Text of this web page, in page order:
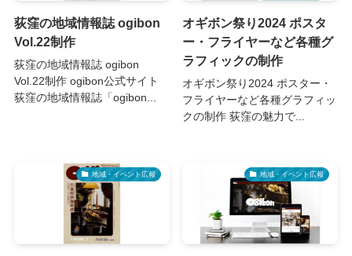
荻窪の地域情報誌 ogibon
Vol.22制作
荻窪の地域情報誌 ogibon
Vol.22制作 ogibon公式サイト
荻窪の地域情報誌「ogibon...
オギボン祭り2024 ポスタ
ー・フライヤーなど各種グ
ラフィックの制作
オギボン祭り2024 ポスター・
フライヤーなど各種グラフィッ
クの制作 荻窪の魅力で...
地域・イベント広報 地域・イベント広報